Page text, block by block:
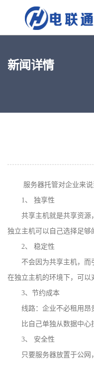
新闻详情
服务器托管对企业来
1、 独享性
共享主机就是共享资
独立主机可以自己选择足
2、 稳定性
不会因为共享主机，
在独立主机的环境下，可
3、节约成本
线路：企业不必租用昂
比自己单独从数据中
3、 安全性
只要服务器放置于公